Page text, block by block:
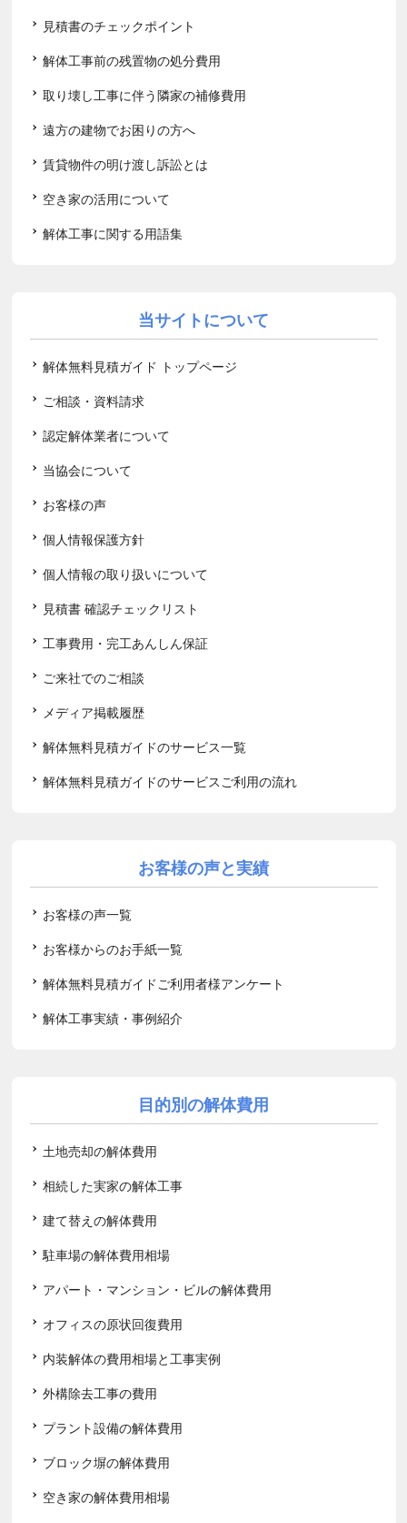
見積書のチェックポイント
解体工事前の残置物の処分費用
取り壊し工事に伴う隣家の補修費用
遠方の建物でお困りの方へ
賃貸物件の明け渡し訴訟とは
空き家の活用について
解体工事に関する用語集
当サイトについて
解体無料見積ガイド トップページ
ご相談・資料請求
認定解体業者について
当協会について
お客様の声
個人情報保護方針
個人情報の取り扱いについて
見積書 確認チェックリスト
工事費用・完工あんしん保証
ご来社でのご相談
メディア掲載履歴
解体無料見積ガイドのサービス一覧
解体無料見積ガイドのサービスご利用の流れ
お客様の声と実績
お客様の声一覧
お客様からのお手紙一覧
解体無料見積ガイドご利用者様アンケート
解体工事実績・事例紹介
目的別の解体費用
土地売却の解体費用
相続した実家の解体工事
建て替えの解体費用
駐車場の解体費用相場
アパート・マンション・ビルの解体費用
オフィスの原状回復費用
内装解体の費用相場と工事実例
外構除去工事の費用
プラント設備の解体費用
ブロック塀の解体費用
空き家の解体費用相場